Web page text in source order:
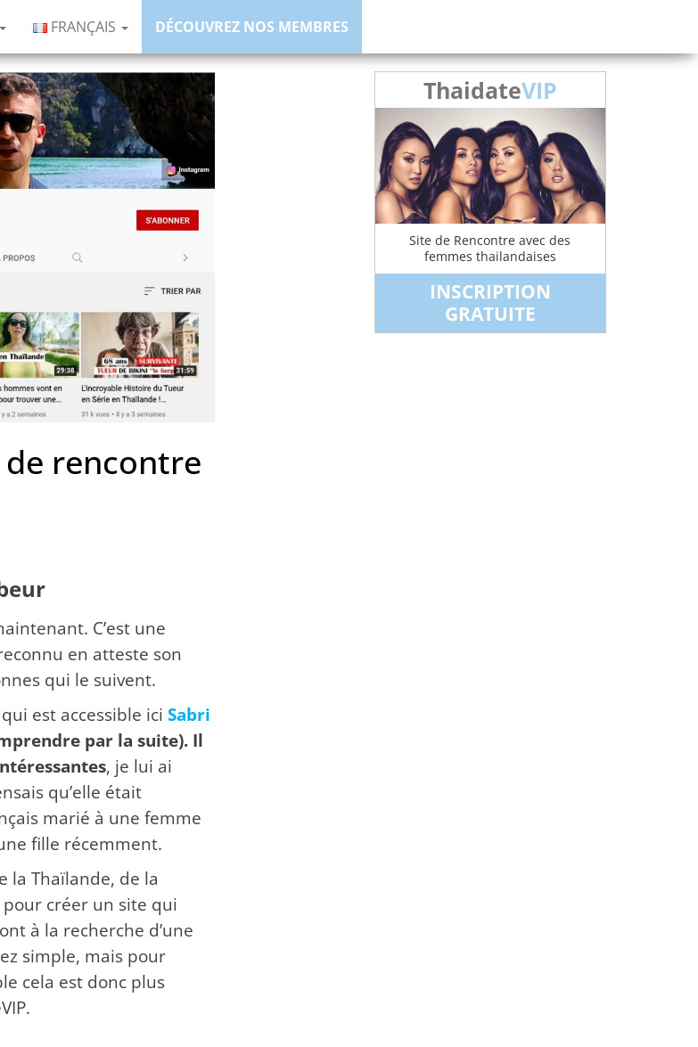
FRANÇAIS DÉCOUVREZ NOS MEMBRES
rencontre
C’est une
en atteste son
qui le suivent.
est accessible ici Sabri
par la suite). Il
, je lui ai
qu’elle était
marié à une femme
fille récemment.
la Thaïlande, de la
pour créer un site qui
à la recherche d’une
simple, mais pour
cela est donc plus
ThaidateVIP
Site de Rencontre avec des
femmes thailandaises
INSCRIPTION
GRATUITE